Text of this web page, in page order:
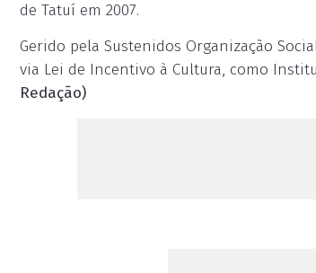
de Tatuí em 2007.
Gerido pela Sustenidos Organização
via Lei de Incentivo à Cultura, como
Redação)